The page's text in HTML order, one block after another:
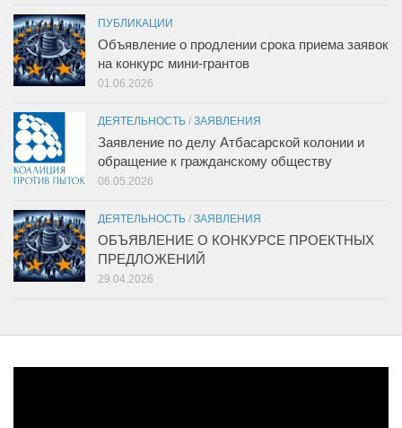
ПУБЛИКАЦИИ
Объявление о продлении срока приема заявок
на конкурс мини-грантов
01.06.2026
ДЕЯТЕЛЬНОСТЬ / ЗАЯВЛЕНИЯ
Заявление по делу Атбасарской колонии и
обращение к гражданскому обществу
06.05.2026
ДЕЯТЕЛЬНОСТЬ / ЗАЯВЛЕНИЯ
ОБЪЯВЛЕНИЕ О КОНКУРСЕ ПРОЕКТНЫХ
ПРЕДЛОЖЕНИЙ
29.04.2026